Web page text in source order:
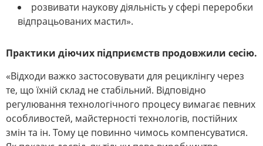
розвивати наукову діяльність у сфері переробки
відпрацьованих мастил».
Практики діючих підприємств продовжили сесію.
«Відходи важко застосовувати для рециклінгу через
те, що їхній склад не стабільний. Відповідно
регулювання технологічного процесу вимагає певних
особливостей, майстерності технологів, постійних
змін та ін. Тому це повинно чимось компенсуватися.